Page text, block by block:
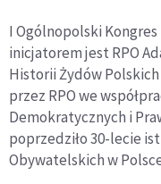
I Ogólnopolski
inicjatorem jest RPO
Historii Żydów
przez RPO we
Demokratycznych i
poprzedziło 30-lecie
Obywatelskich w